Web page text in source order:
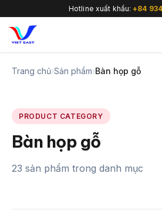
Hotline xuất khẩu:+84
Trang chủ›Sản phẩm›Bàn họp gỗ
PRODUCT CATEGORY
Bàn họp gỗ
23 sản phẩm trong danh mục